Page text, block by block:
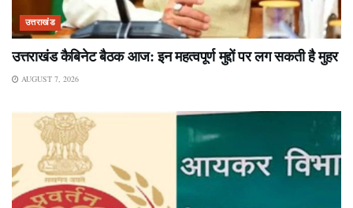
उत्तराखंड
उत्तराखंड कैबिनेट बैठक आज: इन महत्वपूर्ण मुद्दों पर लग सकती है मुहर
AUGUST 7, 2026